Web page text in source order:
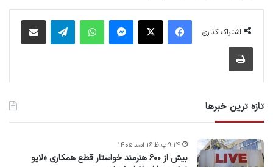
اشتراک گذاری
فیس بوک پیام رسان واتس آپ
تازه ترین خبرها
بیش از ۶۰۰ هنرمند خواستار قطع همکاری «لایو
۹:۱۴ ب.ظ ۱۶ اسد ۱۴۰۵